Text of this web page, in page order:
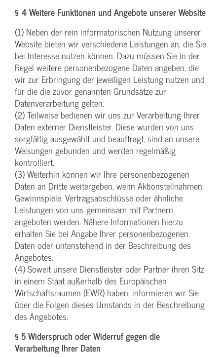
§ 4 Weitere Funktionen und Angebote unserer Website
(1) Neben der rein informatorischen Nutzung unserer
Website bieten wir verschiedene Leistungen an, die Sie
bei Interesse nutzen können. Dazu müssen Sie in der
Regel weitere personenbezogene Daten angeben, die
wir zur Erbringung der jeweiligen Leistung nutzen und
für die die zuvor genannten Grundsätze zur
Datenverarbeitung gelten.
(2) Teilweise bedienen wir uns zur Verarbeitung Ihrer
Daten externer Dienstleister. Diese wurden von uns
sorgfältig ausgewählt und beauftragt, sind an unsere
Weisungen gebunden und werden regelmäßig
kontrolliert.
(3) Weiterhin können wir Ihre personenbezogenen
Daten an Dritte weitergeben, wenn Aktionsteilnahmen,
Gewinnspiele, Vertragsabschlüsse oder ähnliche
Leistungen von uns gemeinsam mit Partnern
angeboten werden. Nähere Informationen hierzu
erhalten Sie bei Angabe Ihrer personenbezogenen
Daten oder untenstehend in der Beschreibung des
Angebotes.
(4) Soweit unsere Dienstleister oder Partner ihren Sitz
in einem Staat außerhalb des Europäischen
Wirtschaftsraumen (EWR) haben, informieren wir Sie
über die Folgen dieses Umstands in der Beschreibung
des Angebotes.
§ 5 Widerspruch oder Widerruf gegen die
Verarbeitung Ihrer Daten